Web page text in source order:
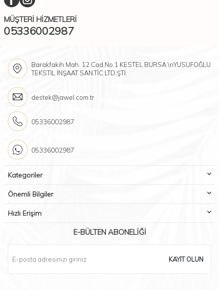
MÜŞTERI HIZMETLERI
05336002987
Barakfakih Mah. 12.Cad.No:1 KESTEL BURSA \nYUSUFOĞLU
TEKSTİL İNŞAAT SAN.TİC.LTD.ŞTİ.
destek@jawel.com.tr
05336002987
05336002987
Kategoriler
Önemli Bilgiler
Hızlı Erişim
E-BÜLTEN ABONELIĞI
KAYIT OLUN